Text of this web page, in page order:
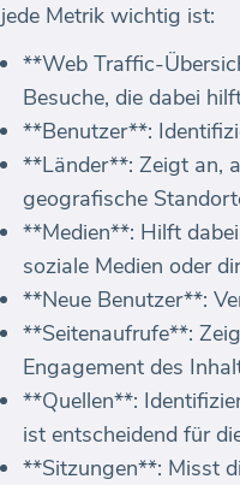
jede Metrik wichtig ist:
**Web Traffic-
Besuche, die dabei
**Benutzer**:
**Länder**: Zeigt an,
geografische
**Medien**: Hilft
soziale Medien oder
**Neue Benutzer**:
**Seitenaufrufe**:
Engagement des
**Quellen**:
ist entscheidend für
**Sitzungen**: Misst